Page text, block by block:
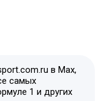
в Max,
самых
1 и других